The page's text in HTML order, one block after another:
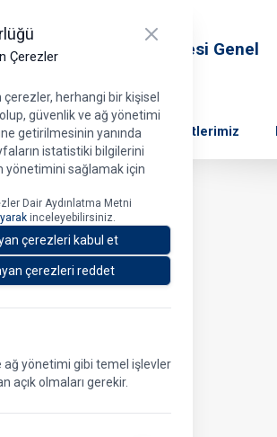
Çerezler
Close panel
herhangi bir kişisel
güvenlik ve ağ yönetimi
getirilmesinin yanında
istatistiki bilgilerini
yönetimini sağlamak için
Dair Aydınlatma Metni
inceleyebilirsiniz.
çerezleri kabul et
çerezleri reddet
ağ yönetimi gibi temel işlevler
açık olmaları gerekir.
ve Altyapı Bakanlığı
Meydanları İşletmesi Genel
Projelerimiz Ana Faaliyetlerimiz